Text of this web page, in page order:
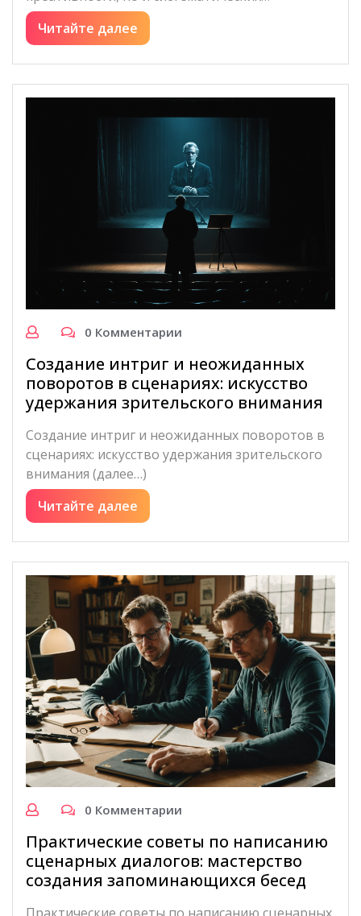
Читайте далее
0 Комментарии
Создание интриг и неожиданных
поворотов в сценариях: искусство
удержания зрительского внимания
Создание интриг и неожиданных поворотов в
сценариях: искусство удержания зрительского
внимания (далее…)
Читайте далее
0 Комментарии
Практические советы по написанию
сценарных диалогов: мастерство
создания запоминающихся бесед